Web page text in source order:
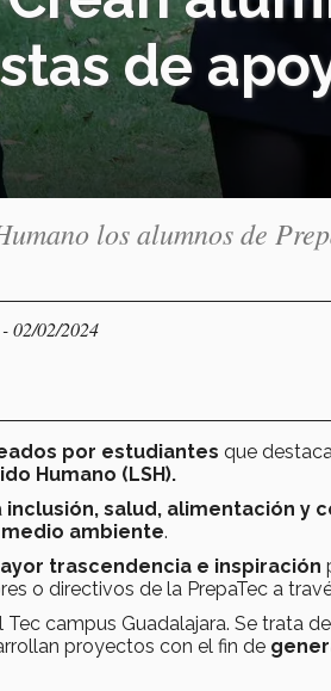
de
los alumnos de
- 02/02/2024
por estudiantes que
Humano (LSH).
inclusión, salud, alimentación y
medio ambiente.
trascendencia e inspiración
o directivos de la PrepaTec a
campus Guadalajara. Se trata
proyectos con el fin de